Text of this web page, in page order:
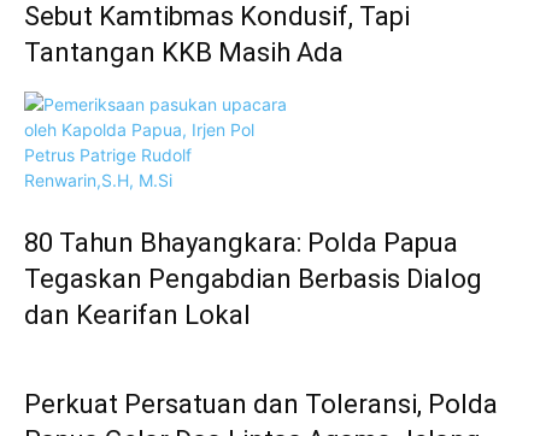
Sebut Kamtibmas Kondusif, Tapi
Tantangan KKB Masih Ada
80 Tahun Bhayangkara: Polda Papua
Tegaskan Pengabdian Berbasis Dialog
dan Kearifan Lokal
Perkuat Persatuan dan Toleransi, Polda